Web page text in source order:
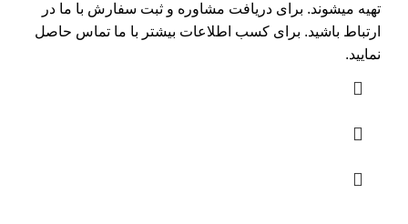
تهیه میشوند. برای دریافت مشاوره و ثبت سفارش با ما در
ارتباط باشید. برای کسب اطلاعات بیشتر با ما تماس حاصل
نمایید.